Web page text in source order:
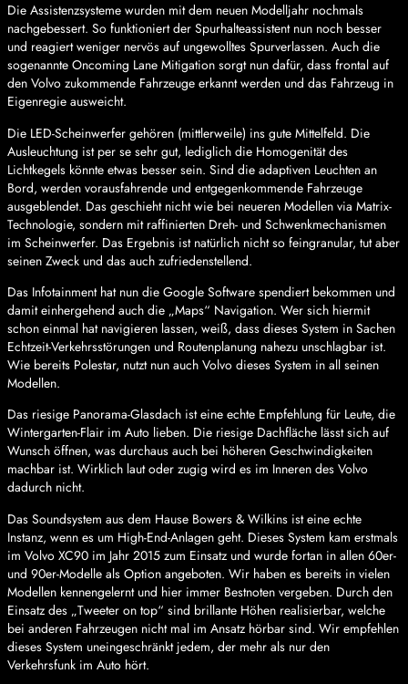
Die Assistenzsysteme wurden mit dem neuen Modelljahr nochmals
nachgebessert. So funktioniert der Spurhalteassistent nun noch besser
und reagiert weniger nervös auf ungewolltes Spurverlassen. Auch die
sogenannte Oncoming Lane Mitigation sorgt nun dafür, dass frontal auf
den Volvo zukommende Fahrzeuge erkannt werden und das Fahrzeug in
Eigenregie ausweicht.
Die LED-Scheinwerfer gehören (mittlerweile) ins gute Mittelfeld. Die
Ausleuchtung ist per se sehr gut, lediglich die Homogenität des
Lichtkegels könnte etwas besser sein. Sind die adaptiven Leuchten an
Bord, werden vorausfahrende und entgegenkommende Fahrzeuge
ausgeblendet. Das geschieht nicht wie bei neueren Modellen via Matrix-
Technologie, sondern mit raffinierten Dreh- und Schwenkmechanismen
im Scheinwerfer. Das Ergebnis ist natürlich nicht so feingranular, tut aber
seinen Zweck und das auch zufriedenstellend.
Das Infotainment hat nun die Google Software spendiert bekommen und
damit einhergehend auch die „Maps“ Navigation. Wer sich hiermit
schon einmal hat navigieren lassen, weiß, dass dieses System in Sachen
Echtzeit-Verkehrsstörungen und Routenplanung nahezu unschlagbar ist.
Wie bereits Polestar, nutzt nun auch Volvo dieses System in all seinen
Modellen.
Das riesige Panorama-Glasdach ist eine echte Empfehlung für Leute, die
Wintergarten-Flair im Auto lieben. Die riesige Dachfläche lässt sich auf
Wunsch öffnen, was durchaus auch bei höheren Geschwindigkeiten
machbar ist. Wirklich laut oder zugig wird es im Inneren des Volvo
dadurch nicht.
Das Soundsystem aus dem Hause Bowers & Wilkins ist eine echte
Instanz, wenn es um High-End-Anlagen geht. Dieses System kam erstmals
im Volvo XC90 im Jahr 2015 zum Einsatz und wurde fortan in allen 60er-
und 90er-Modelle als Option angeboten. Wir haben es bereits in vielen
Modellen kennengelernt und hier immer Bestnoten vergeben. Durch den
Einsatz des „Tweeter on top“ sind brillante Höhen realisierbar, welche
bei anderen Fahrzeugen nicht mal im Ansatz hörbar sind. Wir empfehlen
dieses System uneingeschränkt jedem, der mehr als nur den
Verkehrsfunk im Auto hört.